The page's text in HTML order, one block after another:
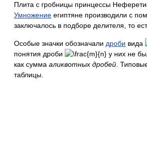
Плита с гробницы принцессы
Умножение египтяне производили с
заключалось в подборе делителя, то
Особые значки обозначали дроби вида
понятия дроби
у них не
как сумма аликвотных дробей.
таблицы.